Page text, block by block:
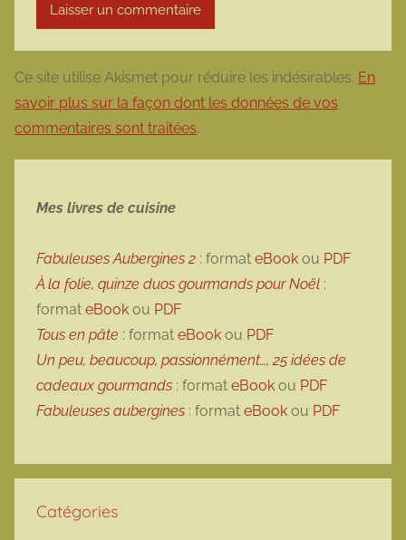
Ce site utilise Akismet pour réduire les indésirables. En
savoir plus sur la façon dont les données de vos
commentaires sont traitées.
Mes livres de cuisine
Fabuleuses Aubergines 2 : format eBook ou PDF
À la folie, quinze duos gourmands pour Noël :
format eBook ou PDF
Tous en pâte : format eBook ou PDF
Un peu, beaucoup, passionnément…, 25 idées de
cadeaux gourmands : format eBook ou PDF
Fabuleuses aubergines : format eBook ou PDF
Catégories